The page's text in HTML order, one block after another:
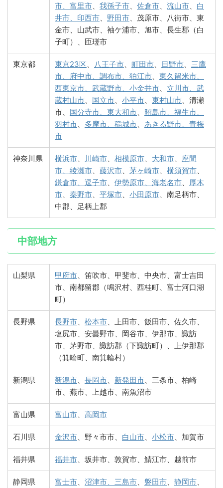
市、富里市、 我孫子市、 佐倉市、 流山市、 白
井市、印西市、 野田市、茂原市、八街市、東
金市、山武市、袖ケ浦市、旭市、長生郡（白
子町）、匝瑳市
東京都 東京23区、 八王子市、 町田市、 日野市、 三鷹
市、府中市、調布市、狛江市、 東久留米市、
西東京市、武蔵野市、小金井市、 立川市、武
蔵村山市、 国立市、 小平市、 東村山市、清瀬
市、 国分寺市、東大和市、 昭島市、福生市、
羽村市、 多摩市、稲城市、 あきる野市、青梅
市
神奈川県 横浜市、 川崎市、 相模原市、 大和市、 座間
市、綾瀬市、 藤沢市、 茅ヶ崎市、 横須賀市、
鎌倉市、逗子市、 伊勢原市、海老名市、 厚木
市、 秦野市、 平塚市、 小田原市、南足柄市、
中郡、足柄上郡
中部地方
山梨県 甲府市、笛吹市、甲斐市、中央市、富士吉田
市、南都留郡（鳴沢村、西桂町、富士河口湖
町）
長野県 長野市、 松本市、上田市、飯田市、佐久市、
塩尻市、安曇野市、岡谷市、伊那市、諏訪
市、茅野市、諏訪郡（下諏訪町）、上伊那郡
（箕輪町、南箕輪村）
新潟県 新潟市、 長岡市、 新発田市、三条市、柏崎
市、燕市、上越市、南魚沼市
富山県 富山市、 高岡市
石川県 金沢市、野々市市、 白山市、 小松市、加賀市
福井県 福井市、坂井市、敦賀市、鯖江市、越前市
静岡県 富士市、 沼津市、三島市、 磐田市、 静岡市、